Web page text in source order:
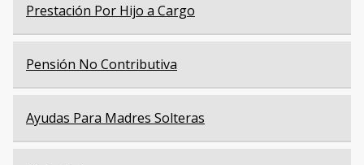
Prestación Por Hijo a Cargo
Pensión No Contributiva
Ayudas Para Madres Solteras